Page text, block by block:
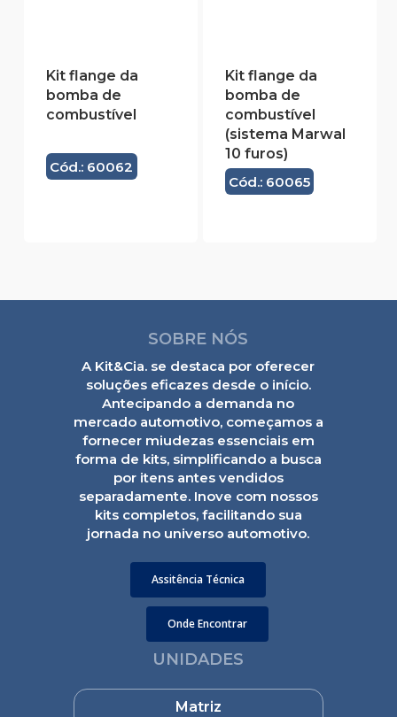
Kit flange da
bomba de
combustível
Cód.: 60062
Kit flange da
bomba de
combustível
(sistema Marwal
10 furos)
Cód.: 60065
SOBRE NÓS
A Kit&Cia. se destaca por oferecer
soluções eficazes desde o início.
Antecipando a demanda no
mercado automotivo, começamos a
fornecer miudezas essenciais em
forma de kits, simplificando a busca
por itens antes vendidos
separadamente. Inove com nossos
kits completos, facilitando sua
jornada no universo automotivo.
Assitência Técnica
Onde Encontrar
UNIDADES
Matriz